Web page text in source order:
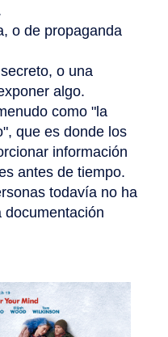
o de propaganda
o una
algo.
como "la
que es donde los
información
antes de tiempo.
todavía no ha
documentación